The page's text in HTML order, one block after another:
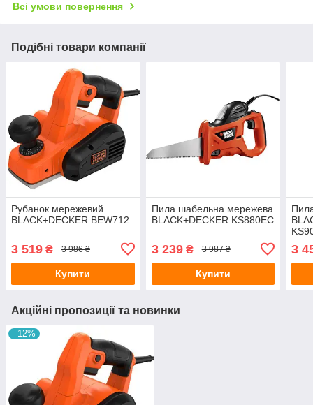
Всі умови повернення
Подібні товари компанії
Рубанок мережевий
BLACK+DECKER BEW712
3 519 ₴ 3 986 ₴
Купити
Пила шабельна мережева
BLACK+DECKER KS880EC
3 239₴ 3 987 ₴
Купити
3
Акційні пропозиції та новинки
–12%